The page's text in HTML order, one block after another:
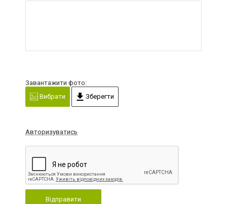
Завантажити фото:
Вибрати
Зберегти
Авторизуватись
Відправити